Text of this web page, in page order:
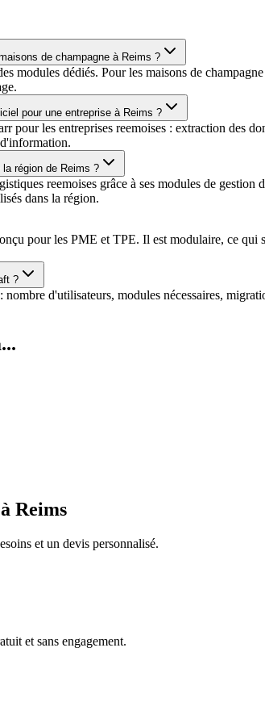
de champagne à Reims ?
modules dédiés. Pour les maisons de
pour une entreprise à Reims ?
pour les entreprises reemoises : extraction des
région de Reims ?
reemoises grâce à ses modules de
dans la région.
pour les PME et TPE. Il est modulaire, ce
?
d'utilisateurs, modules nécessaires,
Reims
et un devis personnalisé.
et sans engagement.